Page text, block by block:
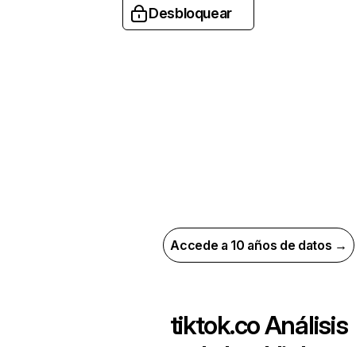
Desbloquear
Accede a 10 años de datos →
tiktok.coAnálisis